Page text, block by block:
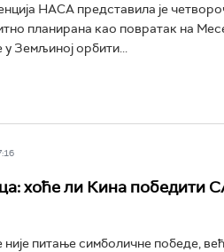
НАСА представила је
планирана као повратак на
у Земљиној орбити...
хоће ли Кина победити
питање симболичне победе,